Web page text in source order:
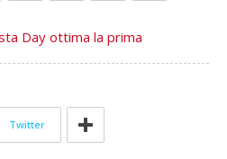
Day ottima la prima
Twitter